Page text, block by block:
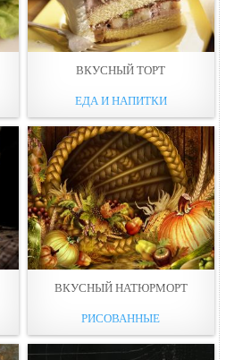
ВКУСНЫЙ ТОРТ
ЕДА И НАПИТКИ
ВКУСНЫЙ НАТЮРМОРТ
РИСОВАННЫЕ